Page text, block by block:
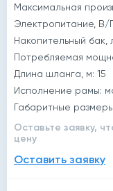
Максимальная
Электропитание,
Накопительный бак,
Потребляемая
Длина шланга, м: 15
Исполнение рамы:
Габаритные
Оставьте заявку,
цену
Оставить заявку